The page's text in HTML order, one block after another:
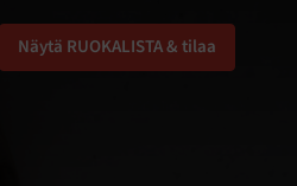
Näytä RUOKALISTA & tilaa